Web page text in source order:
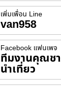
เพิ่มเพื่อน Line
van958
Facebook แฟนเพจ
ทีมงานคุณช
นำเที่ยว